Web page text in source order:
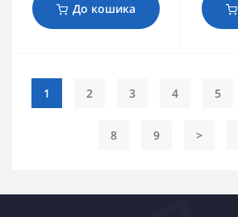
До кошика
1 2 3 4 5
8 9 >